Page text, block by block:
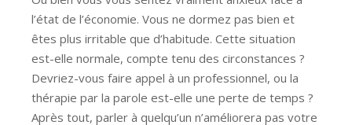
l’état de l’économie. Vous ne dormez pas bien et
êtes plus irritable que d’habitude. Cette situation
est-elle normale, compte tenu des circonstances ?
Devriez-vous faire appel à un professionnel, ou la
thérapie par la parole est-elle une perte de temps ?
Après tout, parler à quelqu’un n’améliorera pas votre